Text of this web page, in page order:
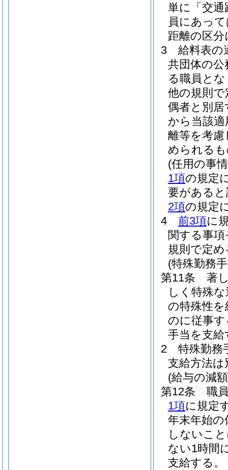
単に「交
員にあっ
距離の区
3
給料表の
共団体の
る職員と
他の規則
偶者と別
から当該
離等を考
められる
(任用の事
1項の規定
要がある
2項の規定
4
前3項に
関する事
規則で定め
(特殊勤務
第11条
著
しく特殊
の特殊性
のに従事
手当を支給
2
特殊勤務
支給方法
(給与の減
第12条
職
1項に規定
年末年始
しないこ
ない1時間
支給する。